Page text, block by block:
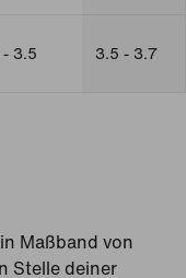
3.5 3.5 - 3.7
Maßband von
Stelle deiner